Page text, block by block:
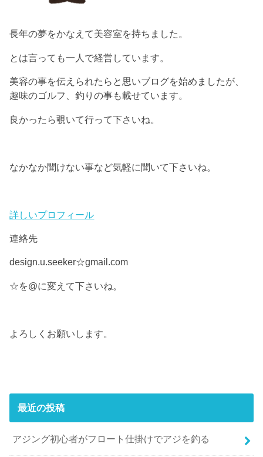
長年の夢をかなえて美容室を持ちました。
とは言っても一人で経営しています。
美容の事を伝えられたらと思いブログを始めましたが、
趣味のゴルフ、釣りの事も載せています。
良かったら覗いて行って下さいね。
なかなか聞けない事など気軽に聞いて下さいね。
詳しいプロフィール
連絡先
design.u.seeker☆gmail.com
☆を@に変えて下さいね。
よろしくお願いします。
最近の投稿
アジング初心者がフロート仕掛けでアジを釣る